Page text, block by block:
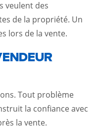
veulent des
de la propriété. Un
lors de la vente.
Tout problème
la confiance avec
la vente.